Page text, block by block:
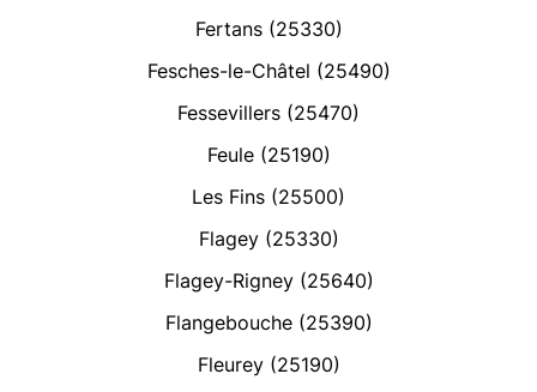
Fertans (25330)
Fesches-le-Châtel (25490)
Fessevillers (25470)
Feule (25190)
Les Fins (25500)
Flagey (25330)
Flagey-Rigney (25640)
Flangebouche (25390)
Fleurey (25190)